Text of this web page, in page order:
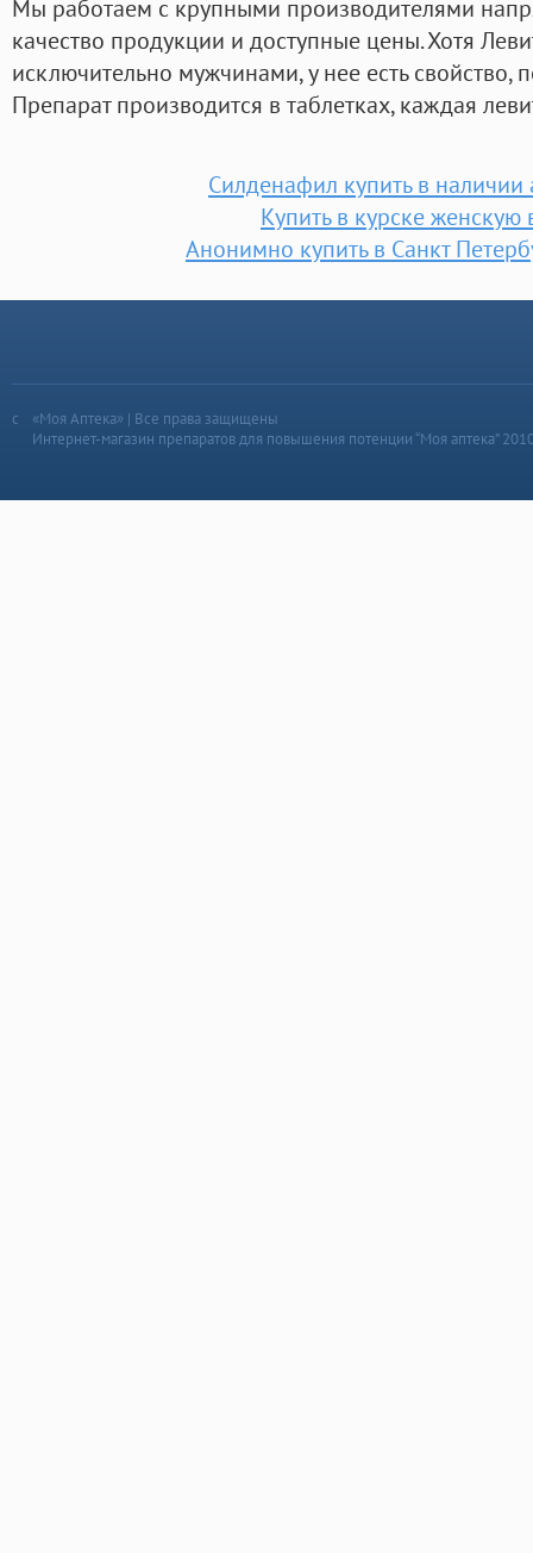
Мы работаем с крупными производителями
качество продукции и доступные цены. Хотя
исключительно мужчинами, у нее есть
Препарат производится в таблетках, каждая
Силденафил купить в
Купить в курске женскую
Анонимно купить в Санкт
«Моя Аптека» | Все права защищены
Интернет-магазин препаратов для повышения потенции “Моя аптека”